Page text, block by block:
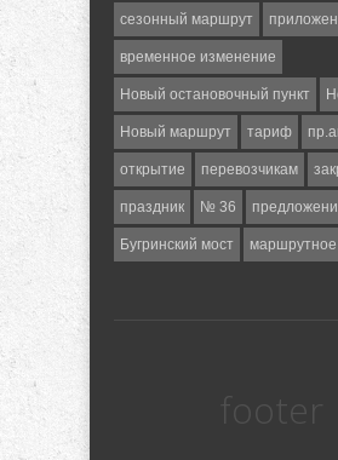
сезонный маршрут
временное изменение
Новый остановочный пункт
Новый маршрут тариф
открытие перевозчикам
праздник № 36
Бугринский мост маршрутное
footer